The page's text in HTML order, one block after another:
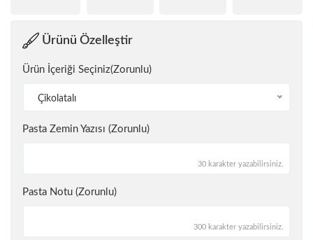
Ürünü Özelleştir
Ürün İçeriği Seçiniz(Zorunlu)
Çikolatalı
Pasta Zemin Yazısı (Zorunlu)
30 karakter yazabilirsiniz.
Pasta Notu (Zorunlu)
300 karakter yazabilirsiniz.